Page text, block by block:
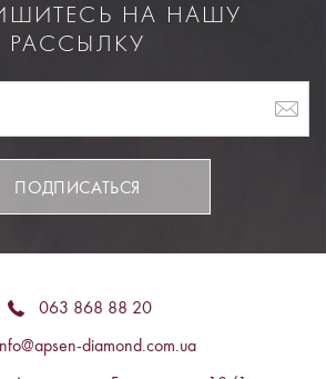
НА НАШУ
РАССЫЛКУ
ПОДПИСАТЬСЯ
063 868 88 20
diamond.com.ua